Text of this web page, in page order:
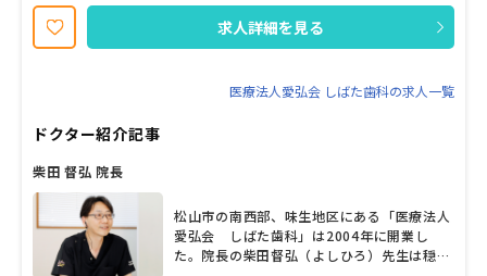
スキルアップを目指す方へのサポート体制が整っています ●週休２
日だけではなく週休３日も選択できるので、私生活を大切にしたい
求人詳細を見る
医療法人愛弘会 しばた歯科の求人一覧
ドクター紹介記事
柴田 督弘 院長
松山市の南西部、味生地区にある「医療法人
愛弘会 しばた歯科」は2004年に開業し
た。院長の柴田督弘（よしひろ）先生は穏や